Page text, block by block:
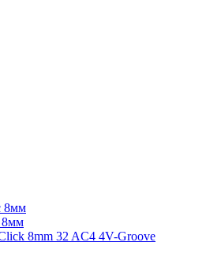
8мм
8мм
8mm 32 AC4 4V-Groove